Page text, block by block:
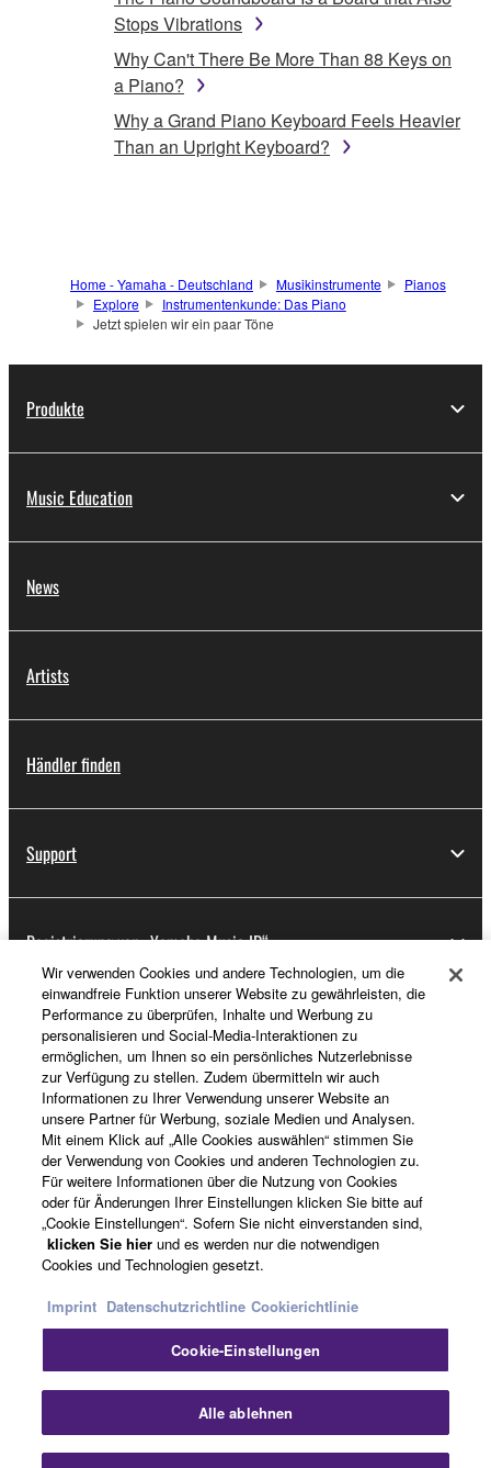
Stops Vibrations
Why Can't There Be More Than 88 Keys on
a Piano?
Why a Grand Piano Keyboard Feels Heavier
Than an Upright Keyboard?
Home - Yamaha - Deutschland Musikinstrumente
Pianos
Explore
Instrumentenkunde: Das Piano
Jetzt spielen wir ein paar Töne
Produkte
Music Education
News
Artists
Händler finden
Support
Registrierung von „Yamaha Music ID“
Über Yamaha
Deutschland - German
Business
KontaktNutzungsbedingungenDatenschutzerklärung
CookierichtlinieImpressum
© Yamaha Corporation.
Wir verwenden Cookies und andere Technologien, um die
einwandfreie Funktion unserer Website zu gewährleisten, die
Performance zu überprüfen, Inhalte und Werbung zu
personalisieren und Social-Media-Interaktionen zu
ermöglichen, um Ihnen so ein persönliches Nutzerlebnisse
zur Verfügung zu stellen. Zudem übermitteln wir auch
Informationen zu Ihrer Verwendung unserer Website an
unsere Partner für Werbung, soziale Medien und Analysen.
Mit einem Klick auf „Alle Cookies auswählen“ stimmen Sie
der Verwendung von Cookies und anderen Technologien zu.
Für weitere Informationen über die Nutzung von Cookies
oder für Änderungen Ihrer Einstellungen klicken Sie bitte auf
„Cookie Einstellungen“. Sofern Sie nicht einverstanden sind,
klicken Sie hier und es werden nur die notwendigen
Cookies und Technologien gesetzt.
Imprint Datenschutzrichtline Cookierichtlinie
Cookie-Einstellungen
Alle ablehnen